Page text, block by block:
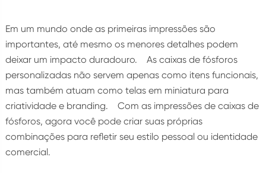
Em um mundo onde as primeiras impressões são
importantes, até mesmo os menores detalhes podem
deixar um impacto duradouro. As caixas de fósforos
personalizadas não servem apenas como itens funcionais,
mas também atuam como telas em miniatura para
criatividade e branding. Com as impressões de caixas de
fósforos, agora você pode criar suas próprias
combinações para refletir seu estilo pessoal ou identidade
comercial.